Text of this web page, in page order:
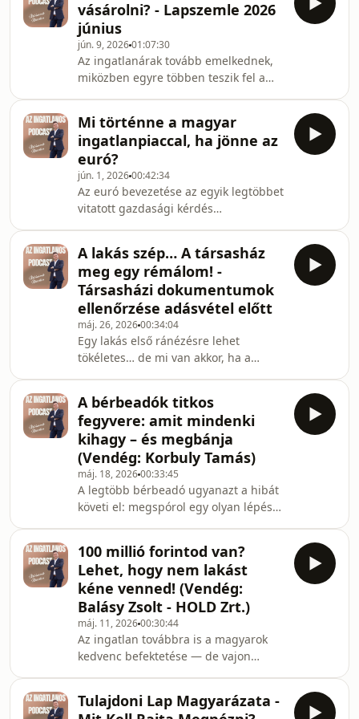
REIT, hogyan működik, és mikor lehet
jobb választás, mint egy saját lakás
vagy üzlethelyiség megvásárlása?
Ebben a beszélgetésben Balásy
Zsolttal járjuk körül az ingatlanpiac és
a tőkepiac kapcsolatát, a REIT-ek
működését,
vásárolni? - Lapszemle 2026
június
jún. 9, 202601:07:30
Az ingatlanárak tovább emelkednek,
miközben egyre többen teszik fel a
júniusi lapszemlében végigvesszük a
legfontosabb ingatlanpiaci híreket,
elemzéseket és trendeket.
Megnézzük, mi zajlik valójában a
magyar lakáspiacon, miért tűnnek el a
befektetők, hogyan alakul a hitelezés,
és miért egyre nehezebb az
eladóknak a korábbi árszinte
Mi történne a magyar
ingatlanpiaccal, ha jönne az
euró?
jún. 1, 202600:42:34
Az euró bevezetése az egyik legtöbbet
vitatott gazdasági kérdés
Emelkednének a lakásárak, vagy
éppen stabilizálná a piacot? Mi
történne a hitelekkel, a befektetőkkel
és azokkal, akik most készülnek első
otthonuk megvásárlására?Ebben a
videóban részletesen körbejárjuk az
euró lehetséges hatásait a magyar
ingatlanpiacra, megvizsgáljuk a
környe
A lakás szép… A társasház
meg egy rémálom! -
Társasházi dokumentumok
ellenőrzése adásvétel előtt
máj. 26, 202600:34:04
Egy lakás első ránézésre lehet
tökéletes… de mi van akkor, ha a
azokat a társasházi dokumentumokat
és jogi helyzeteket, amelyeket
kötelező ellenőrizni vásárlás előtt, ha
nem akarsz milliós meglepetéseket
vagy hosszú évekre szóló
konfliktusokat.Részletesen átbeszéljük
a leggyakoribb hibákat, „red flag”-eket
és azokat a dokumentumokat, a
A bérbeadók titkos
fegyvere: amit mindenki
kihagy – és megbánja
(Vendég: Korbuly Tamás)
máj. 18, 202600:33:45
A legtöbb bérbeadó ugyanazt a hibát
követi el: megspórol egy olyan lépést,
Tamás közjegyzővel beszélgetünk
arról, hogyan tudod jogilag is
biztonságban tudni az ingatlanodat,
mire való valójában a közjegyzői
okirat, és mit tehetsz, ha problémás
albérlővel találkozol.Ha ingatlant adsz
ki, vagy tervezed a bérbeadást, ez a
videó ren
100 millió forintod van?
Lehet, hogy nem lakást
kéne venned! (Vendég:
Balásy Zsolt - HOLD Zrt.)
máj. 11, 202600:30:44
Az ingatlan továbbra is a magyarok
kedvenc befektetése — de vajon
millió forintot inkább a tőzsdén
Tulajdoni Lap Magyarázata -